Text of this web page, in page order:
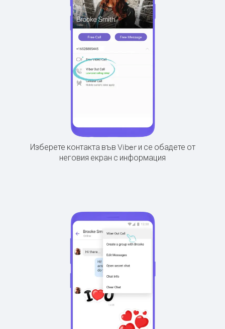
Изберете контакта във Viber и се обадете от
неговия екран с информация